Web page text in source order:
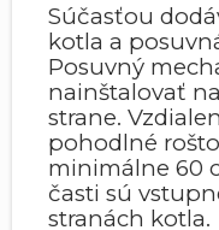
Súčasťou
kotla a
Posuvný
nainštalovať
strane.
pohodlné
minimálne 60
časti sú
stranách kotla.